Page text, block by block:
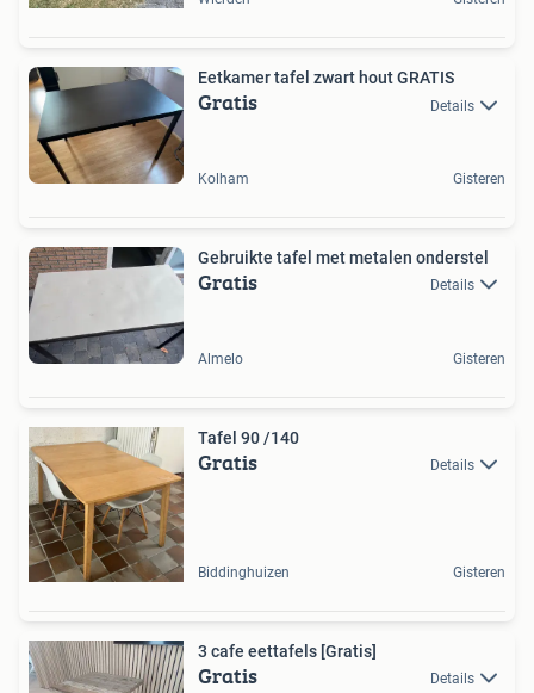
Eetkamer tafel zwart hout GRATIS
Gratis Details
Kolham Gisteren
Gebruikte tafel met metalen onderstel
Gratis Details
Almelo Gisteren
Tafel 90 /140
Gratis Details
Biddinghuizen Gisteren
3 cafe eettafels [Gratis]
Gratis Details